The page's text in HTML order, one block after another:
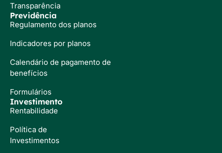
Transparência
Previdência
Regulamento dos planos
Indicadores por planos
Calendário de pagamento de
benefícios
Formulários
Investimento
Rentabilidade
Política de
Investimentos